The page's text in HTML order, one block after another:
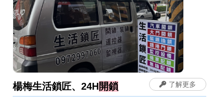
楊梅生活鎖匠、24H開鎖 了解更多